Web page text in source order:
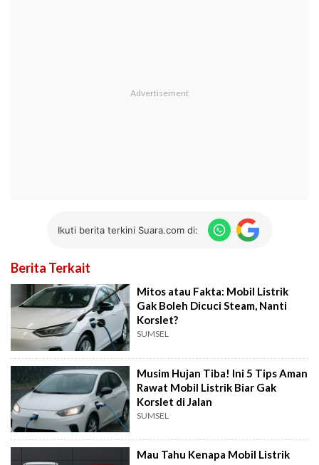
Ikuti berita terkini Suara.com di:
Berita Terkait
Mitos atau Fakta: Mobil Listrik
Gak Boleh Dicuci Steam, Nanti
Korslet?
SUMSEL
Musim Hujan Tiba! Ini 5 Tips Aman
Rawat Mobil Listrik Biar Gak
Korslet di Jalan
SUMSEL
Mau Tahu Kenapa Mobil Listrik